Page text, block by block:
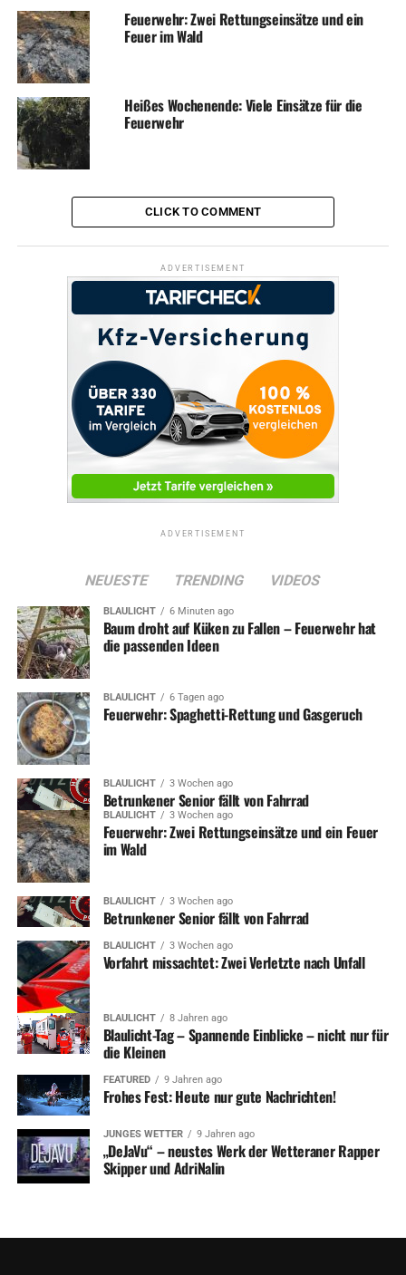
Feuerwehr: Zwei Rettungseinsätze und ein
Feuer im Wald
Heißes Wochenende: Viele Einsätze für die
Feuerwehr
CLICK TO COMMENT
ADVERTISEMENT
ADVERTISEMENT
NEUESTE TRENDING VIDEOS
BLAULICHT 6 Minuten ago
Baum droht auf Küken zu Fallen – Feuerwehr hat
die passenden Ideen
BLAULICHT 6 Tagen ago
Feuerwehr: Spaghetti-Rettung und Gasgeruch
BLAULICHT 3 Wochen ago
Betrunkener Senior fällt von Fahrrad
BLAULICHT 3 Wochen ago
Feuerwehr: Zwei Rettungseinsätze und ein Feuer
im Wald
BLAULICHT 3 Wochen ago
Betrunkener Senior fällt von Fahrrad
BLAULICHT 3 Wochen ago
Vorfahrt missachtet: Zwei Verletzte nach Unfall
BLAULICHT 8 Jahren ago
Blaulicht-Tag – Spannende Einblicke – nicht nur für
die Kleinen
FEATURED 9 Jahren ago
Frohes Fest: Heute nur gute Nachrichten!
JUNGES WETTER 9 Jahren ago
„DeJaVu“ – neustes Werk der Wetteraner Rapper
Skipper und AdriNalin